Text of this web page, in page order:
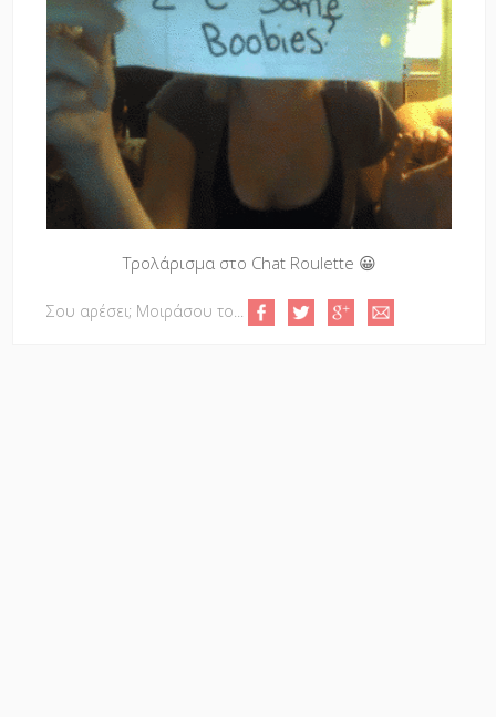
Τρολάρισμα στο Chat Roulette 😀
Σου αρέσει; Μοιράσου το...